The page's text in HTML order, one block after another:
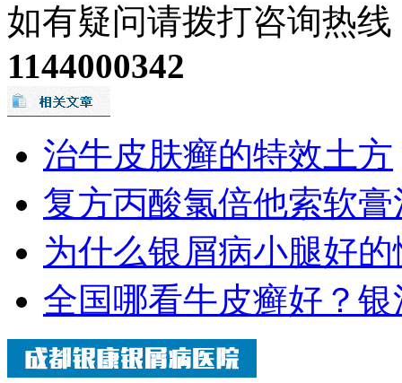
如有疑问请拨打咨询热线
1144000342
治牛皮肤癣的特效土方
复方丙酸氯倍他索软
为什么银屑病小腿好
全国哪看牛皮癣好？